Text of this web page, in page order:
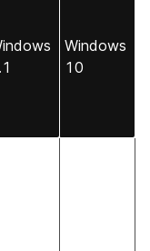
Windows
10